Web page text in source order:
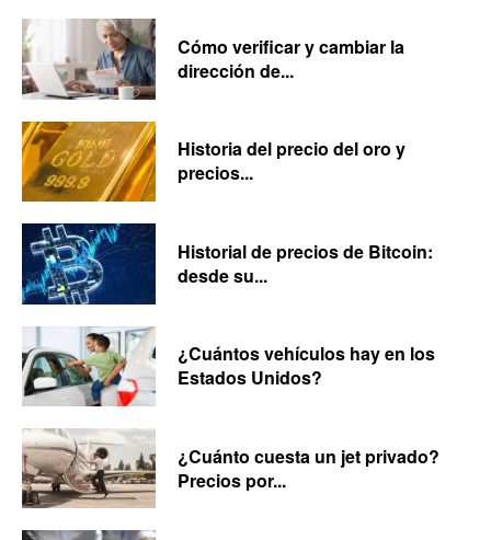
Cómo verificar y cambiar la
dirección de...
Historia del precio del oro y
precios...
Historial de precios de Bitcoin:
desde su...
¿Cuántos vehículos hay en los
Estados Unidos?
¿Cuánto cuesta un jet privado?
Precios por...